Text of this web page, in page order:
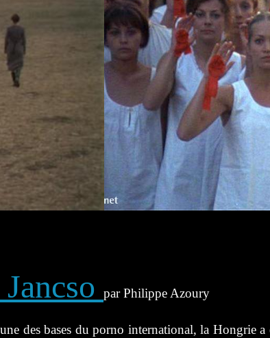
par Philippe Azoury
des bases du porno international, la Hongrie